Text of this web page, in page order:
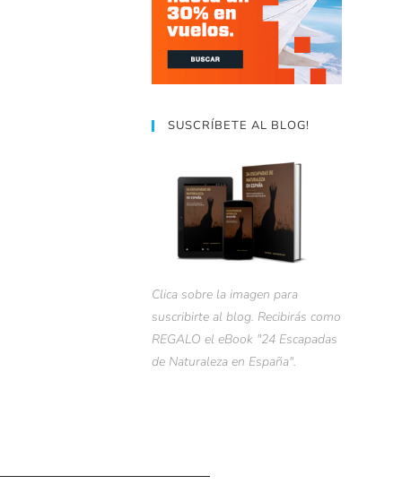
SUSCRÍBETE AL BLOG!
Clica sobre la imagen para
suscribirte al blog. Recibirás como
REGALO el eBook "24 Escapadas
de Naturaleza en España".